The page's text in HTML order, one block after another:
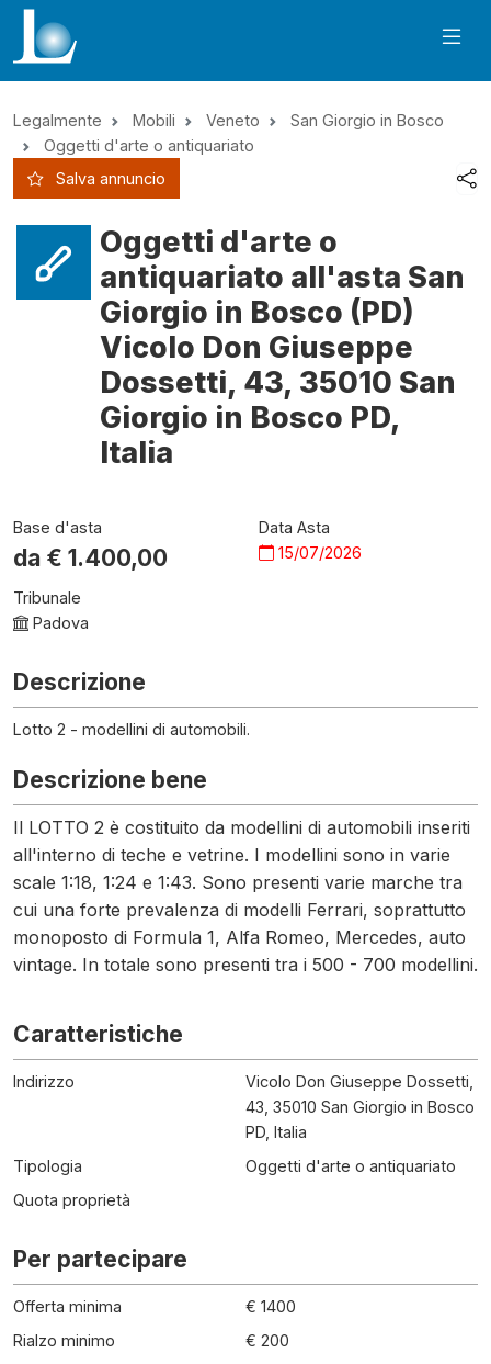
Legalmente Mobili Veneto
San Giorgio in Bosco
Oggetti d'arte o antiquariato
Salva annuncio
Oggetti d'arte o
antiquariato all'asta San
Giorgio in Bosco (PD)
Vicolo Don Giuseppe
Dossetti, 43, 35010 San
Giorgio in Bosco PD,
Italia
Base d'asta
da € 1.400,00
Data Asta
15/07/2026
Tribunale
Padova
Descrizione
Lotto 2 - modellini di automobili.
Descrizione bene
Il LOTTO 2 è costituito da modellini di automobili inseriti
all'interno di teche e vetrine. I modellini sono in varie
scale 1:18, 1:24 e 1:43. Sono presenti varie marche tra
cui una forte prevalenza di modelli Ferrari, soprattutto
monoposto di Formula 1, Alfa Romeo, Mercedes, auto
vintage. In totale sono presenti tra i 500 - 700 modellini.
Caratteristiche
Indirizzo
Vicolo Don Giuseppe Dossetti,
43, 35010 San Giorgio in Bosco
PD, Italia
Tipologia
Oggetti d'arte o antiquariato
Quota proprietà
Per partecipare
Offerta minima
€ 1400
Rialzo minimo
€ 200